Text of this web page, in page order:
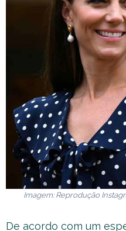
Imagem: Reprodução
De acordo com um